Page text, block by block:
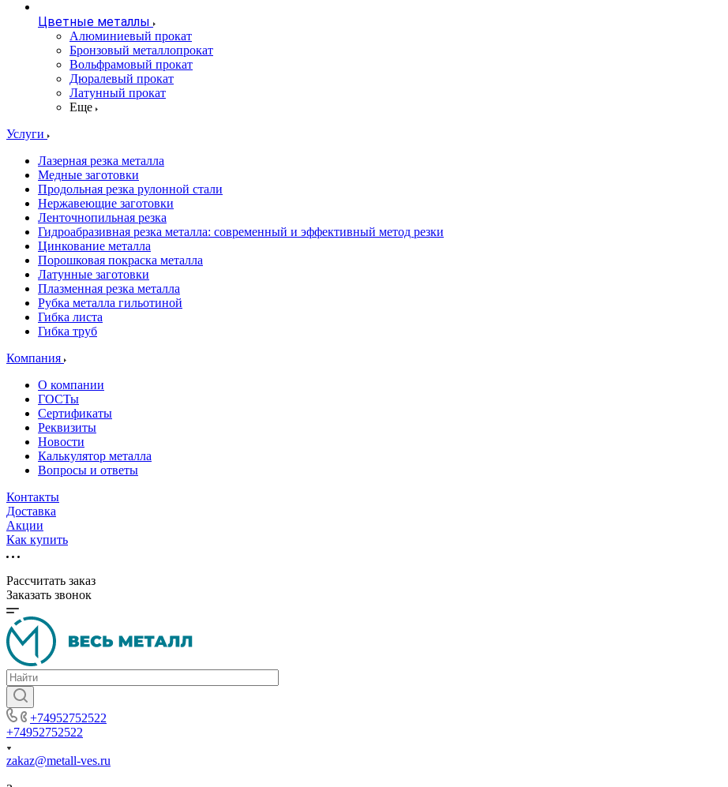
Цветные металлы
Алюминиевый прокат
Бронзовый металлопрокат
Вольфрамовый прокат
Дюралевый прокат
Латунный прокат
Еще
Услуги
Лазерная резка металла
Медные заготовки
Продольная резка рулонной стали
Нержавеющие заготовки
Ленточнопильная резка
Гидроабразивная резка металла: современный и эффективный метод резки
Цинкование металла
Порошковая покраска металла
Латунные заготовки
Плазменная резка металла
Рубка металла гильотиной
Гибка листа
Гибка труб
Компания
О компании
ГОСТы
Сертификаты
Реквизиты
Новости
Калькулятор металла
Вопросы и ответы
Контакты
Доставка
Акции
Как купить
Рассчитать заказ
Заказать звонок
+74952752522
+74952752522
zakaz@metall-ves.ru